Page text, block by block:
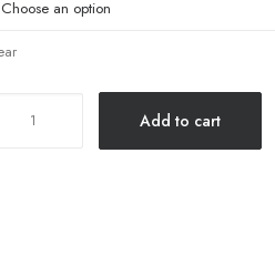
Add to cart